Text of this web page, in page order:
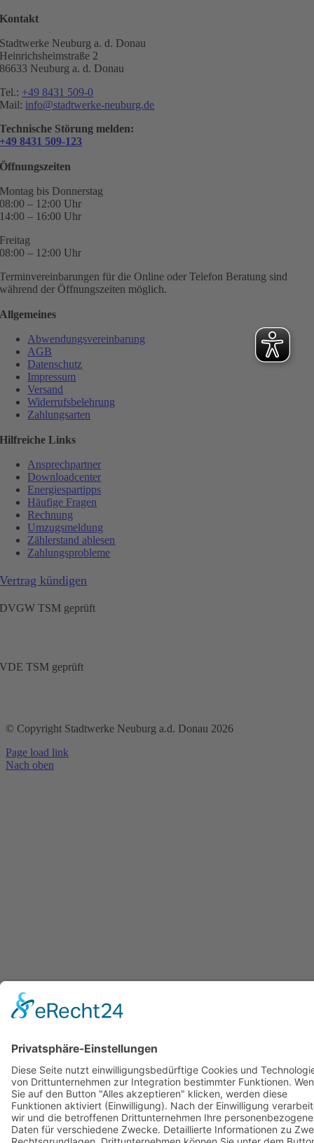
Kontakt
Stadtwerke Neuburg a. d. Donau
Heinrichsheimstraße 2
86633 Neuburg a. d. Donau
Tel.: +49 8431 509-0
Mail: info@stadtwerke-neuburg.de
Technische Störung melden:
+49 8431 509-123
Öffnungszeiten
Montag bis Donnerstag
08:00 – 12:00 Uhr
14:00 – 16:00 Uhr
Freitag
08:00 – 12:00 Uhr
Terminvereinbarungen für die Online oder Telefon Beratung sind
während der Öffnungszeiten möglich.
Allgemeines
Abwendungsvereinbarung
AGB
Datenschutz
Impressum
Versand
Widerrufsbelehrung
Zahlungsarten
Hilfreiche Links
Ansprechpartner
Downloadcenter
Energiespartipps
Häufige Fragen
Rechnung
Umzugsmeldung
Zählerstand ablesen
Zahlungsprobleme
Vertrag kündigen
DVGW TSM geprüft
VDE TSM geprüft
© Copyright Stadtwerke Neuburg a.d. Donau 2026
Page load link
Nach oben